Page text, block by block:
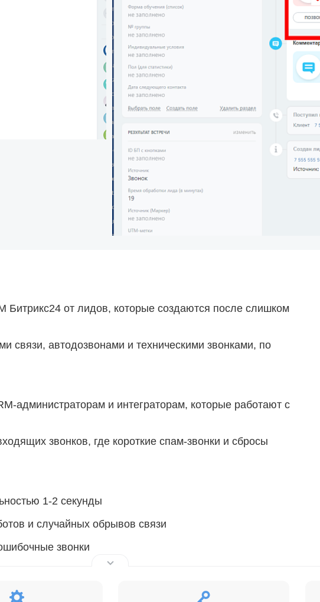
Битрикс24 от лидов, которые создаются после слишком
связи, автодозвонами и техническими звонками, по
администраторам и интеграторам, которые работают с
звонков, где короткие спам-звонки и сбросы
1-2 секунды
и случайных обрывов связи
звонки
входящим трафиком